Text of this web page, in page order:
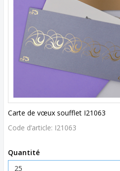
Carte de vœux soufflet I21063
Code d’article: I21063
Quantité